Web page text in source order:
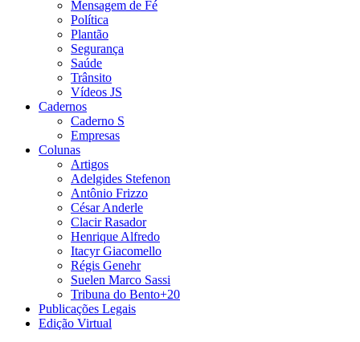
Mensagem de Fé
Política
Plantão
Segurança
Saúde
Trânsito
Vídeos JS
Cadernos
Caderno S
Empresas
Colunas
Artigos
Adelgides Stefenon
Antônio Frizzo
César Anderle
Clacir Rasador
Henrique Alfredo
Itacyr Giacomello
Régis Genehr
Suelen Marco Sassi
Tribuna do Bento+20
Publicações Legais
Edição Virtual